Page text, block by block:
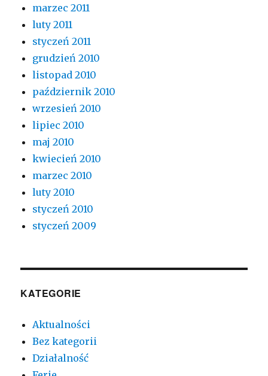
marzec 2011
luty 2011
styczeń 2011
grudzień 2010
listopad 2010
październik 2010
wrzesień 2010
lipiec 2010
maj 2010
kwiecień 2010
marzec 2010
luty 2010
styczeń 2010
styczeń 2009
KATEGORIE
Aktualności
Bez kategorii
Działalność